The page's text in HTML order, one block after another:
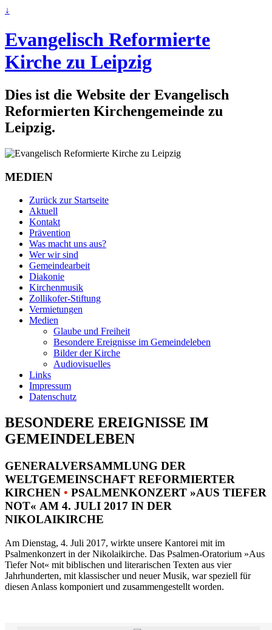
↓
Evangelisch Reformierte
Kirche zu Leipzig
Dies ist die Website der Evangelisch
Reformierten Kirchengemeinde zu
Leipzig.
MEDIEN
Zurück zur Startseite
Aktuell
Kontakt
Prävention
Was macht uns aus?
Wer wir sind
Gemeindearbeit
Diakonie
Kirchenmusik
Zollikofer-Stiftung
Vermietungen
Medien
Glaube und Freiheit
Besondere Ereignisse im Gemeindeleben
Bilder der Kirche
Audiovisuelles
Links
Impressum
Datenschutz
BESONDERE EREIGNISSE IM
GEMEINDELEBEN
GENERALVERSAMMLUNG DER
WELTGEMEINSCHAFT REFORMIERTER
KIRCHEN • PSALMENKONZERT »AUS TIEFER
NOT« AM 4. JULI 2017 IN DER
NIKOLAIKIRCHE
Am Dienstag, 4. Juli 2017, wirkte unsere Kantorei mit im
Psalmenkonzert in der Nikolaikirche. Das Psalmen-Oratorium »Aus
Tiefer Not« mit biblischen und literarischen Texten aus vier
Jahrhunderten, mit klassischer und neuer Musik, war speziell für
diesen Anlass komponiert und zusammengestellt worden.